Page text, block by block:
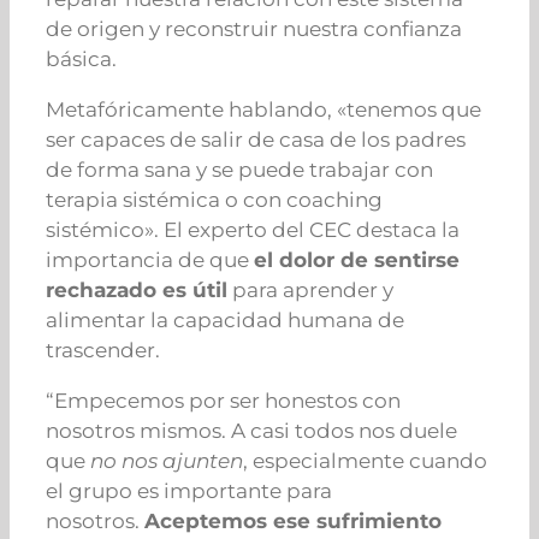
de origen y reconstruir nuestra confianza
básica.
Metafóricamente hablando, «tenemos que
ser capaces de salir de casa de los padres
de forma sana y se puede trabajar con
terapia sistémica o con coaching
sistémico». El experto del CEC destaca la
importancia de que el dolor de sentirse
rechazado es útil para aprender y
alimentar la capacidad humana de
trascender.
“Empecemos por ser honestos con
nosotros mismos. A casi todos nos duele
que no nos ajunten, especialmente cuando
el grupo es importante para
nosotros. Aceptemos ese sufrimiento